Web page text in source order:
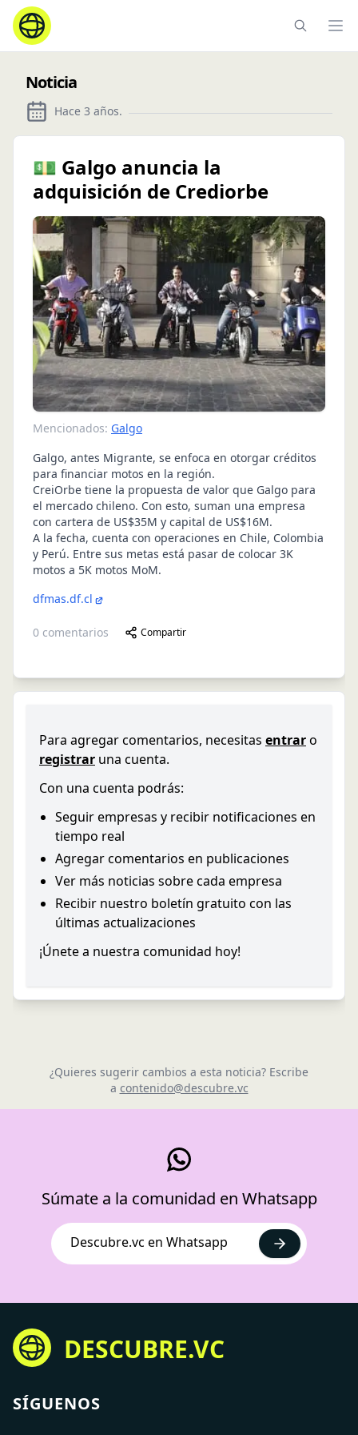
Noticia
Hace 3 años.
💵 Galgo anuncia la
adquisición de Crediorbe
Mencionados: Galgo
Galgo, antes Migrante, se enfoca en otorgar créditos
para financiar motos en la región.
CreiOrbe tiene la propuesta de valor que Galgo para
el mercado chileno. Con esto, suman una empresa
con cartera de US$35M y capital de US$16M.
A la fecha, cuenta con operaciones en Chile, Colombia
y Perú. Entre sus metas está pasar de colocar 3K
motos a 5K motos MoM.
dfmas.df.cl
0 comentarios Compartir
Para agregar comentarios, necesitas entraro
registrar una cuenta.
Con una cuenta podrás:
Seguir empresas y recibir notificaciones en
tiempo real
Agregar comentarios en publicaciones
Ver más noticias sobre cada empresa
Recibir nuestro boletín gratuito con las
últimas actualizaciones
¡Únete a nuestra comunidad hoy!
¿Quieres sugerir cambios a esta noticia? Escribe
a contenido@descubre.vc
Súmate a la comunidad en Whatsapp
Descubre.vc en Whatsapp
DESCUBRE.VC
SÍGUENOS